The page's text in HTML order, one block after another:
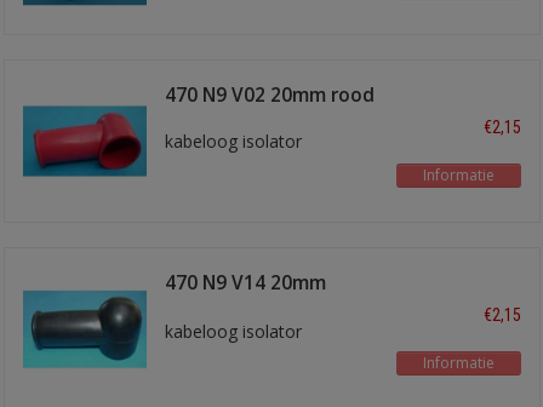
470 N9 V02 20mm rood
kabeloog isolator
€2,15
Informatie
470 N9 V14 20mm
kabeloog isolator
€2,15
Informatie